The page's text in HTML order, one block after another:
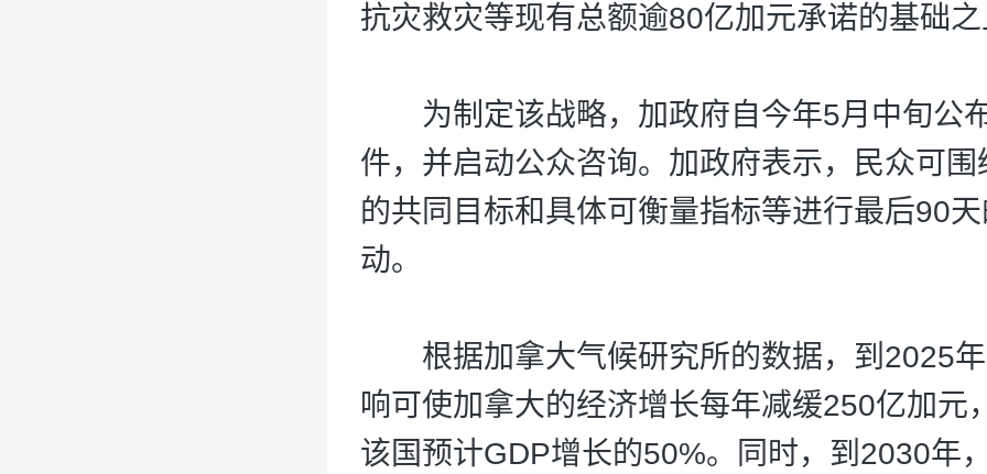
抗灾救灾等现有总额逾80亿加元承诺的基础
为制定该战略，加政府自今年5月中旬公
件，并启动公众咨询。加政府表示，民众可围
的共同目标和具体可衡量指标等进行最后90
动。
根据加拿大气候研究所的数据，到2025年
响可使加拿大的经济增长每年减缓250亿加元
该国预计GDP增长的50%。同时，到2030年